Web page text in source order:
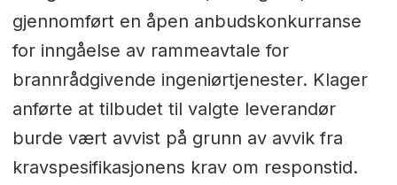
gjennomført en åpen anbudskonkurranse
for inngåelse av rammeavtale for
brannrådgivende ingeniørtjenester. Klager
anførte at tilbudet til valgte leverandør
burde vært avvist på grunn av avvik fra
kravspesifikasjonens krav om responstid.